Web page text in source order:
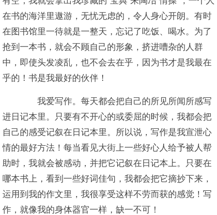
在书的海洋里遨游，无忧无虑的，令人身心开朗。有时
在图书馆里一待就是一整天，忘记了吃饭、喝水。为了
抢到一本书，就会不顾自己的形象，挤进嘈杂的人群
中，即使头发凌乱，也不会去在乎，因为书才是我最在
乎的！书是我最好的伙伴！
我爱写作。每天都会把自己的所见所闻所感写
进日记本里。只要有不开心的或委屈的时候，我都会把
自己的感受记叙在日记本里。所以说，写作是我宣泄心
情的最好方法！每当看见大街上一些好心人给予被人帮
助时，我就会被感动，并把它记叙在日记本上。只要在
哪本书上，看到一些好词佳句，我都会把它摘抄下来，
运用到我的作文里，我很享受这样不劳而获的感觉！写
作，就像我的身体器官一样，缺一不可！